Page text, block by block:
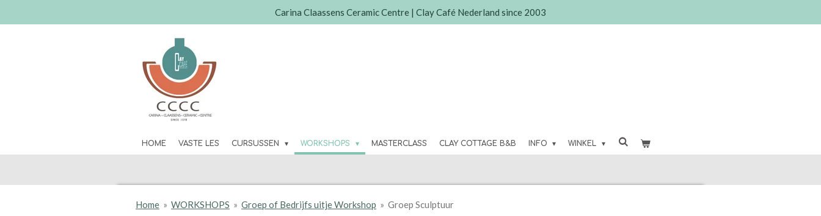
Carina Claassens Ceramic Centre | Clay Café Nederland since 2003
HOME VASTE LES CURSUSSEN WORKSHOPS MASTERCLASS CLAY COTTAGE B&B INFO WINKEL
Home » WORKSHOPS » Groep of Bedrijfs uitje Workshop » Groep Sculptuur